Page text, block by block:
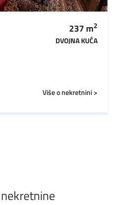
237 m2
DVOJNA KUĆA
Više o nekretnini >